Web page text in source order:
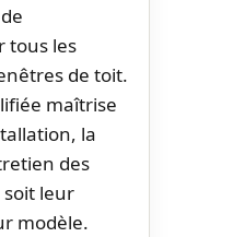
tous les
de toit.
maîtrise
la
des
soit leur
modèle.